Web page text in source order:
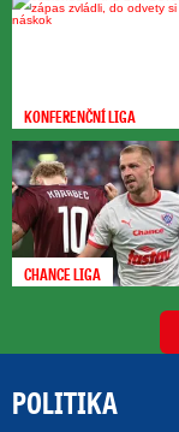
KONFERENČNÍ LIGA
CHANCE LIGA
POLITIKA